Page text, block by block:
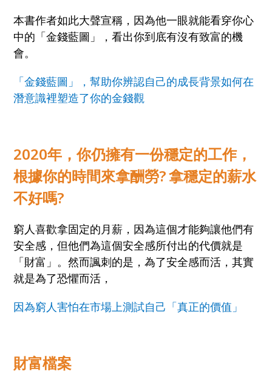
本書作者如此大聲宣稱，因為他一眼就能看穿你心
中的「金錢藍圖」，看出你到底有沒有致富的機
會。
「金錢藍圖」，幫助你辨認自己的成長背景如何在
潛意識裡塑造了你的金錢觀
2020年，你仍擁有一份穩定的工作，
根據你的時間來拿酬勞?拿穩定的薪水
不好嗎?
窮人喜歡拿固定的月薪，因為這個才能夠讓他們有
安全感，但他們為這個安全感所付出的代價就是
「財富」。然而諷刺的是，為了安全感而活，其實
就是為了恐懼而活，
因為窮人害怕在市場上測試自己「真正的價值」
財富檔案